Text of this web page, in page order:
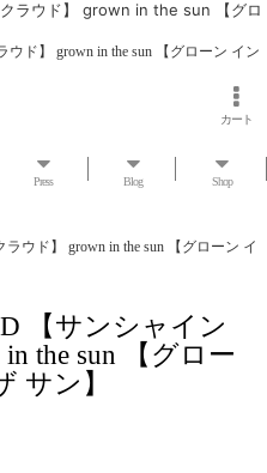
ラウド】 grown in the sun 【グロ
ド】 grown in the sun 【グローン イン
カート
Press Blog Shop
ウド】 grown in the sun 【グローン イ
【サンシャイン
the sun 【グロー
サン】